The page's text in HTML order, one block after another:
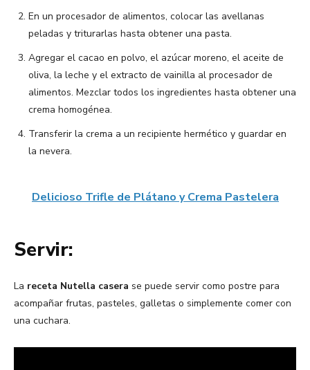
En un procesador de alimentos, colocar las avellanas
peladas y triturarlas hasta obtener una pasta.
Agregar el cacao en polvo, el azúcar moreno, el aceite de
oliva, la leche y el extracto de vainilla al procesador de
alimentos. Mezclar todos los ingredientes hasta obtener una
crema homogénea.
Transferir la crema a un recipiente hermético y guardar en
la nevera.
Delicioso Trifle de Plátano y Crema Pastelera
Servir:
La receta Nutella casera se puede servir como postre para
acompañar frutas, pasteles, galletas o simplemente comer con
una cuchara.